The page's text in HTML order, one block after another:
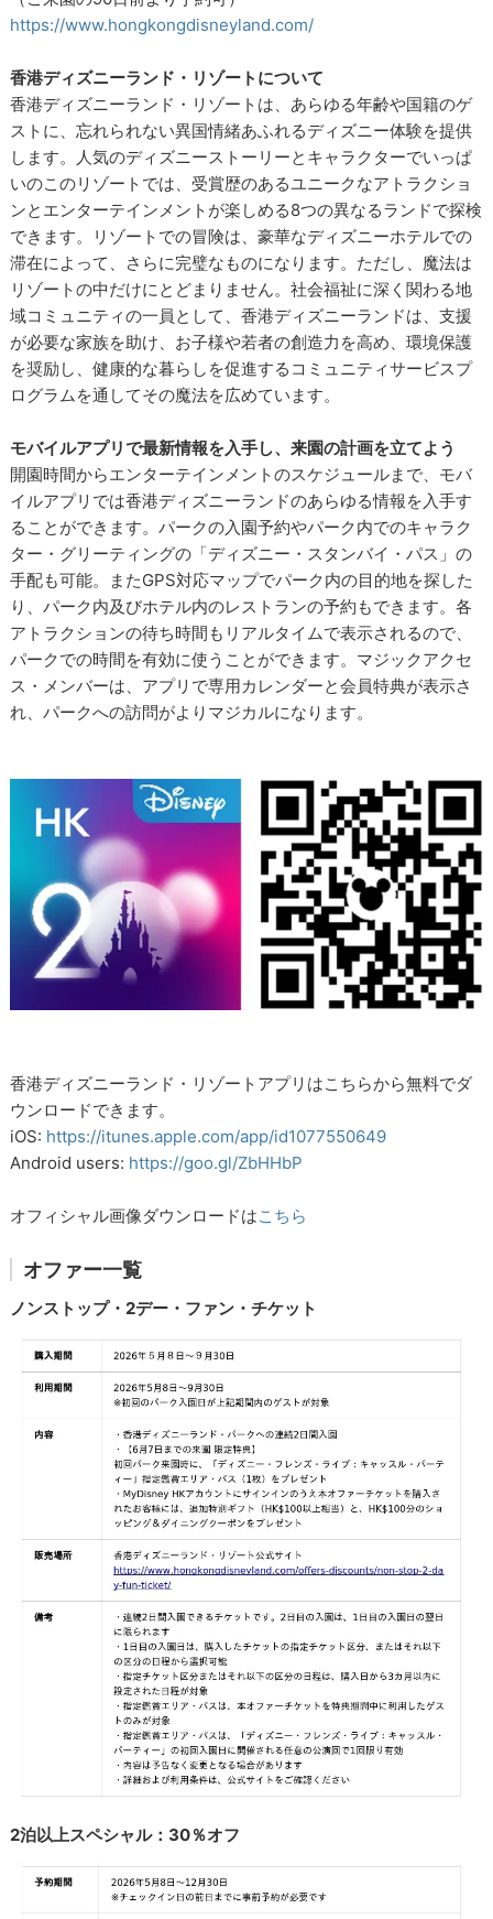
https://www.hongkongdisneyland.com/
香港ディズニーランド・リゾートについて
香港ディズニーランド・リゾートは、あらゆる年齢や国籍のゲ
ストに、忘れられない異国情緒あふれるディズニー体験を提供
します。人気のディズニーストーリーとキャラクターでいっぱ
いのこのリゾートでは、受賞歴のあるユニークなアトラクショ
ンとエンターテインメントが楽しめる8つの異なるランドで探検
できます。リゾートでの冒険は、豪華なディズニーホテルでの
滞在によって、さらに完璧なものになります。ただし、魔法は
リゾートの中だけにとどまりません。社会福祉に深く関わる地
域コミュニティの一員として、香港ディズニーランドは、支援
が必要な家族を助け、お子様や若者の創造力を高め、環境保護
を奨励し、健康的な暮らしを促進するコミュニティサービスプ
ログラムを通してその魔法を広めています。
モバイルアプリで最新情報を入手し、来園の計画を立てよう
開園時間からエンターテインメントのスケジュールまで、モバ
イルアプリでは香港ディズニーランドのあらゆる情報を入手す
ることができます。パークの入園予約やパーク内でのキャラク
ター・グリーティングの「ディズニー・スタンバイ・パス」の
手配も可能。またGPS対応マップでパーク内の目的地を探した
り、パーク内及びホテル内のレストランの予約もできます。各
アトラクションの待ち時間もリアルタイムで表示されるので、
パークでの時間を有効に使うことができます。マジックアクセ
ス・メンバーは、アプリで専用カレンダーと会員特典が表示さ
れ、パークへの訪問がよりマジカルになります。
香港ディズニーランド・リゾートアプリはこちらから無料でダ
ウンロードできます。
iOS: https://itunes.apple.com/app/id1077550649
Android users: https://goo.gl/ZbHHbP
オフィシャル画像ダウンロードはこちら
オファー一覧
ノンストップ・2デー・ファン・チケット
2泊以上スペシャル：30％オフ